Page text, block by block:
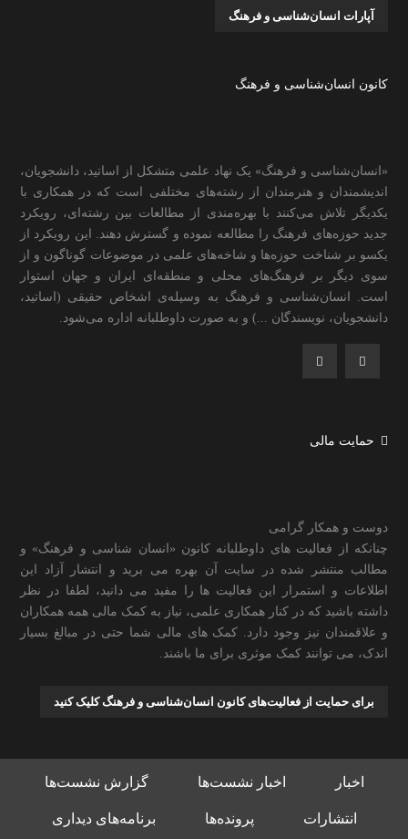
آپارات انسان‌شناسی و فرهنگ
کانون انسان‌شناسی و فرهنگ
«انسان‌شناسی و فرهنگ» یک نهاد علمی متشکل از اساتید، دانشجویان،
اندیشمندان و هنرمندان از رشته‌های مختلفی است که در همکاری با
یکدیگر تلاش می‌کنند با بهره‌مندی از مطالعات بین رشته‌ای، رویکرد
جدید حوزه‌های فرهنگ را مطالعه نموده و گسترش دهند. این رویکرد از
یکسو بر شناخت حوزه‌ها و شاخه‌های علمی در موضوعات گوناگون و از
سوی دیگر بر فرهنگ‌های محلی و منطقه‌ای ایران و جهان استوار
است. انسان‌شناسی و فرهنگ به وسیله‌ی اشخاص حقیقی (اساتید،
دانشجویان، نویسندگان ...) و به صورت داوطلبانه اداره می‌شود.
حمایت مالی
دوست و همکار گرامی
چنانکه از فعالیت های داوطلبانه کانون «انسان شناسی و فرهنگ» و
مطالب منتشر شده در سایت آن بهره می برید و انتشار آزاد این
اطلاعات و استمرار این فعالیت ها را مفید می دانید، لطفا در نظر
داشته باشید که در کنار همکاری علمی، نیاز به کمک مالی همه همکاران
و علاقمندان نیز وجود دارد. کمک های مالی شما حتی در مبالغ بسیار
اندک، می توانند کمک موثری برای ما باشند.
برای حمایت از فعالیت‌های کانون انسان‌شناسی و فرهنگ کلیک کنید
اخبار اخبار نشست‌ها گزارش نشست‌ها
انتشارات پرونده‌ها برنامه‌های دیداری